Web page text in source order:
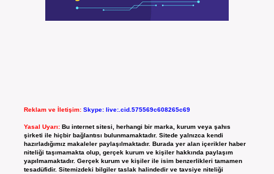
Reklam ve İletişim: Skype: live:.cid.575569c608265c69
Yasal Uyarı: Bu internet sitesi, herhangi bir marka, kurum veya şahıs
şirketi ile hiçbir bağlantısı bulunmamaktadır. Sitede yalnızca kendi
hazırladığımız makaleler paylaşılmaktadır. Burada yer alan içerikler haber
niteliği taşımamakta olup, gerçek kurum ve kişiler hakkında paylaşım
yapılmamaktadır. Gerçek kurum ve kişiler ile isim benzerlikleri tamamen
tesadüfidir. Sitemizdeki bilgiler taslak halindedir ve tavsiye niteliği